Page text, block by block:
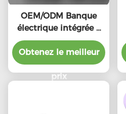
OEM/ODM Banque
électrique intégrée à
câble Mini Banque
électrique avec câble
intégré
Obtenez le meilleur
prix